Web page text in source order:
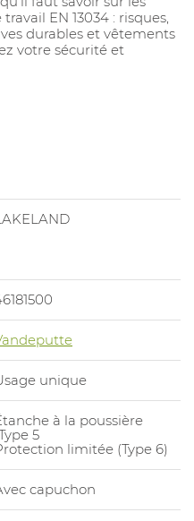
EN 13034 : risques,
durables et vêtements
votre sécurité et
unique
à la poussière
5
limitée (Type 6)
capuchon